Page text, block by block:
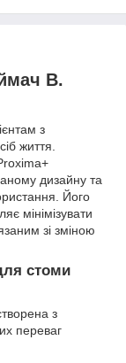
B.
з
життя.
дизайну та
Його
мінімізувати
зі зміною
стоми
з
переваг